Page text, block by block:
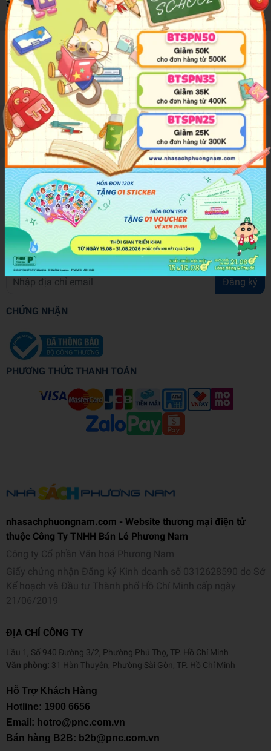
Mô tả sản phẩm
There is something I need to tell you.
Đánh giá sản phẩm
ĐĂNG KÝ NHẬN BẢN TIN
Đăng ký
CHỨNG NHẬN
PHƯƠNG THỨC THANH TOÁN
nhasachphuongnam.com - Website thương mại điện tử
thuộc Công Ty TNHH Bán Lẻ Phương Nam
Công ty Cổ phần Văn hoá Phương Nam
Giấy chứng nhận Đăng ký Kinh doanh số 0312628590 do Sở
Kế hoạch và Đầu tư Thành phố Hồ Chí Minh cấp ngày
21/06/2019
ĐỊA CHỈ CÔNG TY
Lầu 1, Số 940 Đường 3/2, Phường Phú Thọ, TP. Hồ Chí Minh
Văn phòng: 31 Hàn Thuyên, Phường Sài Gòn, TP. Hồ Chí Minh
Hỗ Trợ Khách Hàng
Hotline: 1900 6656
Email: hotro@pnc.com.vn
Bán hàng B2B: b2b@pnc.com.vn